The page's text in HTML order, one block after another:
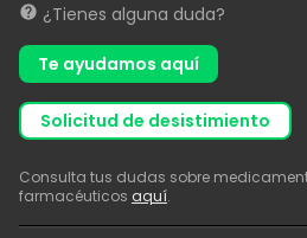
¿Tienes alguna duda?
Te ayudamos aquí
solicitud de desistimiento
Consulta tus dudas sobre
farmacéuticos aquí.